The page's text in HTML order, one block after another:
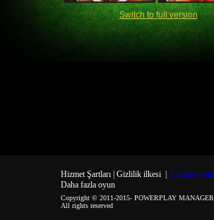
Switch to full version
Hizmet Şartları | Gizlilik ilkesi| Cookies
Daha fazla oyun
Copyright © 2011-2015- POWERPLAY
All rights reserved